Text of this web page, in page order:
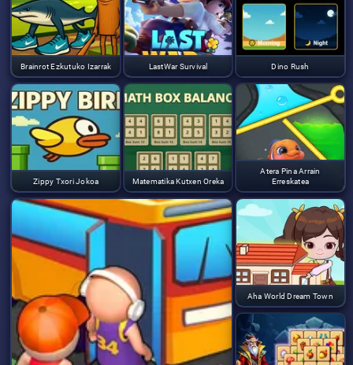
Brainrot Ezkutuko Izarrak LastWar Survival Dino Rush
Zippy Txori Jokoa Matematika Kutxen Oreka
Atera Pina Arrain
Erreskatea
Aha World Dream Town